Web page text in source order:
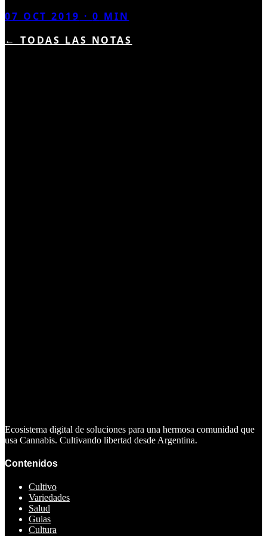
07 OCT 2019 ·0 MIN
← TODAS LAS NOTAS
Ecosistema digital de soluciones para una hermosa comunidad que
usa Cannabis. Cultivando libertad desde Argentina.
Contenidos
Cultivo
Variedades
Salud
Guias
Cultura